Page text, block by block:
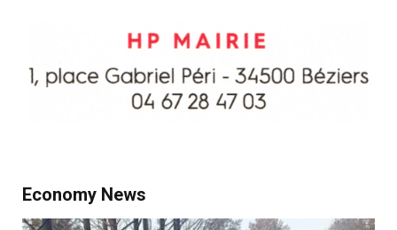
Economy News